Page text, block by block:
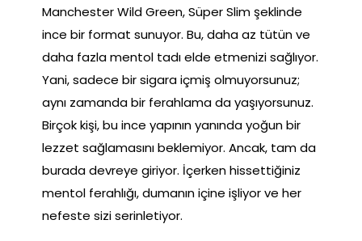
Manchester Wild Green, Süper Slim şeklinde
ince bir format sunuyor. Bu, daha az tütün ve
daha fazla mentol tadı elde etmenizi sağlıyor.
Yani, sadece bir sigara içmiş olmuyorsunuz;
aynı zamanda bir ferahlama da yaşıyorsunuz.
Birçok kişi, bu ince yapının yanında yoğun bir
lezzet sağlamasını beklemiyor. Ancak, tam da
burada devreye giriyor. İçerken hissettiğiniz
mentol ferahlığı, dumanın içine işliyor ve her
nefeste sizi serinletiyor.